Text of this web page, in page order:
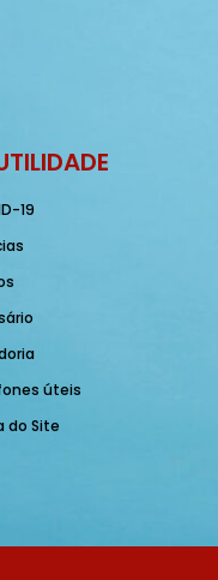
19
úteis
do Site